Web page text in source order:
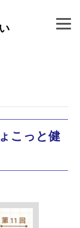
こっと健